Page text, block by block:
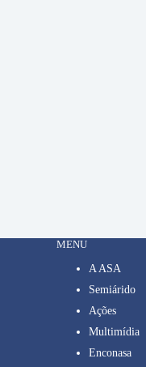
MENU
A ASA
Semiárido
Ações
Multimídia
Enconasa